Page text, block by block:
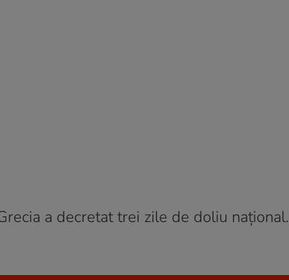
a decretat trei zile de doliu național.